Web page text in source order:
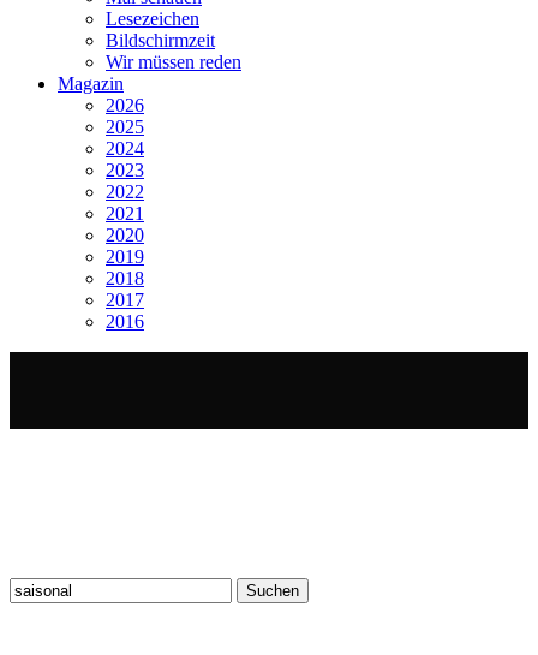
Lesezeichen
Bildschirmzeit
Wir müssen reden
Magazin
2026
2025
2024
2023
2022
2021
2020
2019
2018
2017
2016
Suchen
nach: